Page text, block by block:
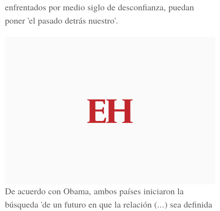
enfrentados por medio siglo de desconfianza, puedan
poner 'el pasado detrás nuestro'.
De acuerdo con Obama, ambos países iniciaron la
búsqueda 'de un futuro en que la relación (...) sea definida